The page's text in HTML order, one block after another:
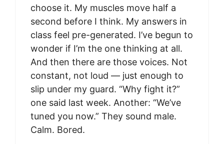
choose it. My muscles move half a
second before I think. My answers in
class feel pre-generated. I’ve begun to
wonder if I’m the one thinking at all.
And then there are those voices. Not
constant, not loud — just enough to
slip under my guard. “Why fight it?”
one said last week. Another: “We’ve
tuned you now.” They sound male.
Calm. Bored.